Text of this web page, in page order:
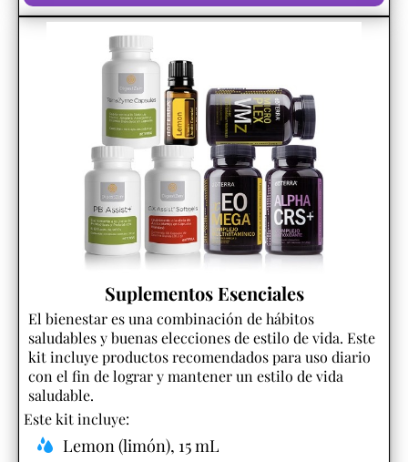
Suplementos Esenciales
El bienestar es una combinación de hábitos
saludables y buenas elecciones de estilo de vida. Este
kit incluye productos recomendados para uso diario
con el fin de lograr y mantener un estilo de vida
saludable.
Este kit incluye:
Lemon (limón), 15 mL